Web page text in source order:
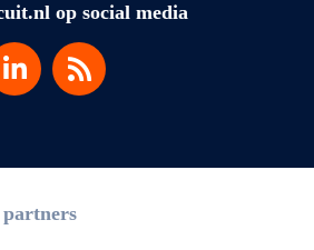
op social media
partners